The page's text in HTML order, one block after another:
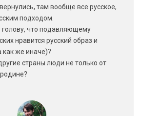
там вообще все русское,
подходом.
голову, что подавляющему
нравится русский образ и
как же иначе)?
страны люди не только от